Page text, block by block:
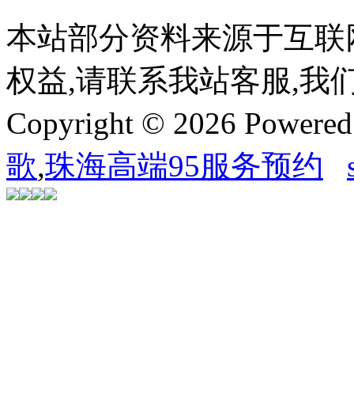
本站部分资料来源于互
权益,请联系我站客服,我
Copyright © 2026
歌,珠海高端95服务预约